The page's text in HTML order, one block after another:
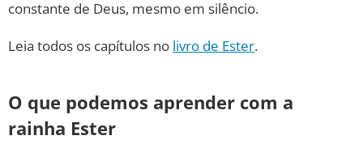
constante de Deus, mesmo em silêncio.
Leia todos os capítulos no livro de Ester.
O que podemos aprender com a
rainha Ester